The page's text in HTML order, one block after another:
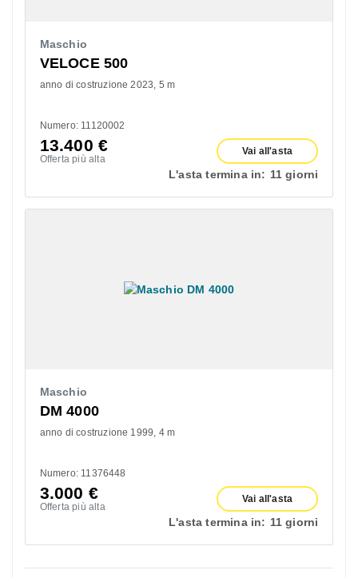
Maschio
VELOCE 500
anno di costruzione 2023 5 m
Numero: 11120002
13.400 €
Offerta più alta
Vai all'asta
L'asta termina in: 11 giorni
Maschio
DM 4000
anno di costruzione 1999 4 m
Numero: 11376448
3.000 €
Offerta più alta
Vai all'asta
L'asta termina in: 11 giorni